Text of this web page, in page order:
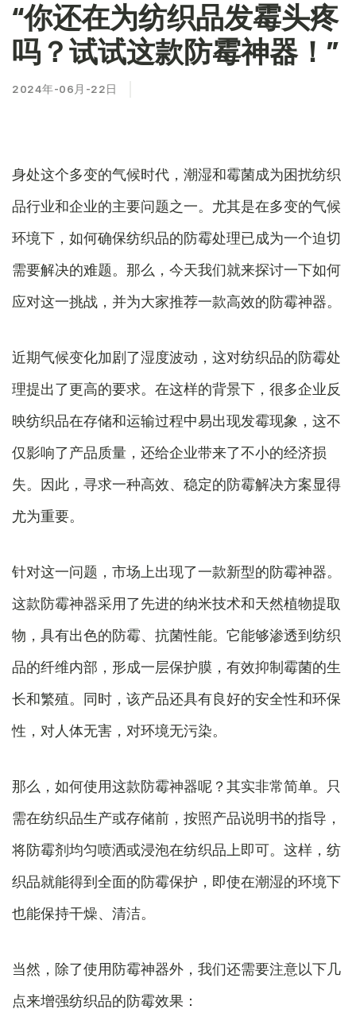
“你还在为纺织品发霉头疼
吗？试试这款防霉神器！”
2024年-06月-22日
身处这个多变的气候时代，潮湿和霉菌成为困扰纺织
品行业和企业的主要问题之一。尤其是在多变的气候
环境下，如何确保纺织品的防霉处理已成为一个迫切
需要解决的难题。那么，今天我们就来探讨一下如何
应对这一挑战，并为大家推荐一款高效的防霉神器。
近期气候变化加剧了湿度波动，这对纺织品的防霉处
理提出了更高的要求。在这样的背景下，很多企业反
映纺织品在存储和运输过程中易出现发霉现象，这不
仅影响了产品质量，还给企业带来了不小的经济损
失。因此，寻求一种高效、稳定的防霉解决方案显得
尤为重要。
针对这一问题，市场上出现了一款新型的防霉神器。
这款防霉神器采用了先进的纳米技术和天然植物提取
物，具有出色的防霉、抗菌性能。它能够渗透到纺织
品的纤维内部，形成一层保护膜，有效抑制霉菌的生
长和繁殖。同时，该产品还具有良好的安全性和环保
性，对人体无害，对环境无污染。
那么，如何使用这款防霉神器呢？其实非常简单。只
需在纺织品生产或存储前，按照产品说明书的指导，
将防霉剂均匀喷洒或浸泡在纺织品上即可。这样，纺
织品就能得到全面的防霉保护，即使在潮湿的环境下
也能保持干燥、清洁。
当然，除了使用防霉神器外，我们还需要注意以下几
点来增强纺织品的防霉效果：